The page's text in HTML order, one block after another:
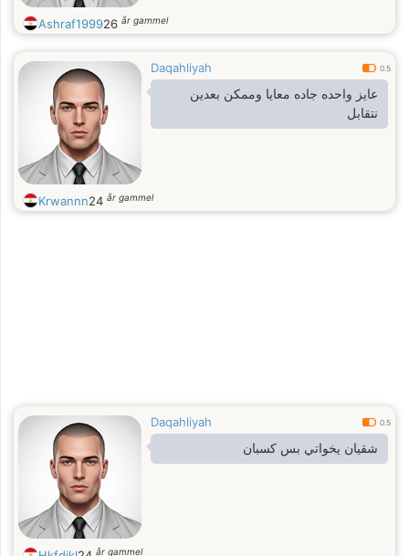
Ashraf199926 år gammel
Daqahliyah 0.5
عايز واحده جاده معايا وممكن بعدين
نتقابل
Krwannn24 år gammel
Daqahliyah 0.5
شقيان يخواتي بس كسبان
år gammel